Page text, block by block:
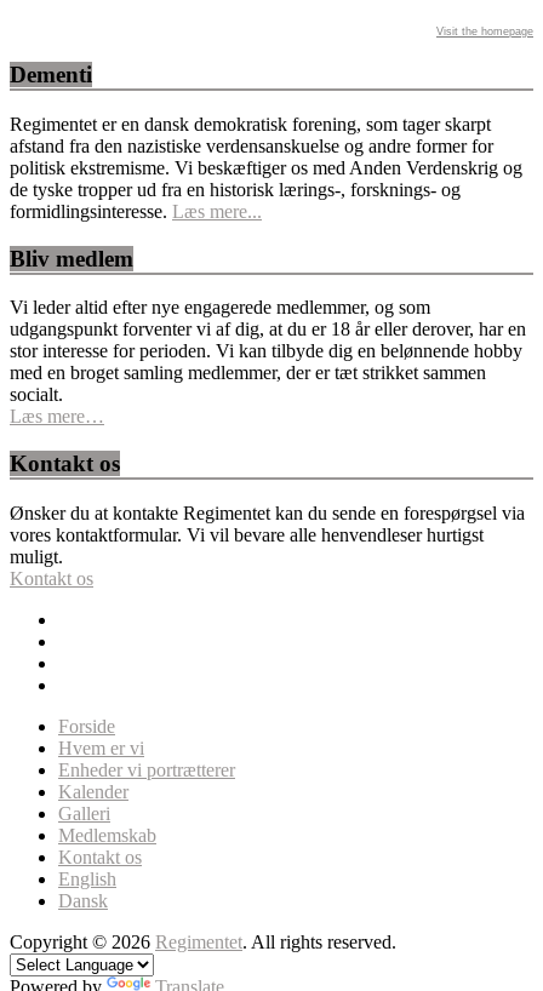
Visit the homepage
Dementi
Regimentet er en dansk demokratisk forening, som tager skarpt
afstand fra den nazistiske verdensanskuelse og andre former for
politisk ekstremisme. Vi beskæftiger os med Anden Verdenskrig og
de tyske tropper ud fra en historisk lærings-, forsknings- og
formidlingsinteresse. Læs mere...
Bliv medlem
Vi leder altid efter nye engagerede medlemmer, og som
udgangspunkt forventer vi af dig, at du er 18 år eller derover, har en
stor interesse for perioden. Vi kan tilbyde dig en belønnende hobby
med en broget samling medlemmer, der er tæt strikket sammen
socialt.
Læs mere…
Kontakt os
Ønsker du at kontakte Regimentet kan du sende en forespørgsel via
vores kontaktformular. Vi vil bevare alle henvendleser hurtigst
muligt.
Kontakt os
Forside
Hvem er vi
Enheder vi portrætterer
Kalender
Galleri
Medlemskab
Kontakt os
English
Dansk
Copyright © 2026 Regimentet. All rights reserved.
Powered by Translate